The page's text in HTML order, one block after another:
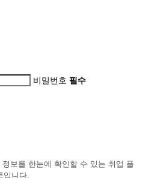
비밀번호 필수
보를 한눈에 확인할 수 있는 취업 플
입니다.